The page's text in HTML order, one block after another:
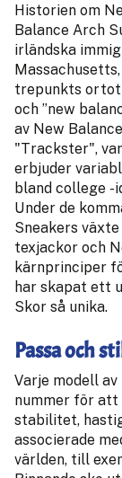
Historien om
Balance Arch
irländska
trepunkts
och ”new
av New
"Trackster",
erbjuder
bland college -
Under de
Sneakers
texjackor och
kärnprinciper
har skapat ett
Skor så unika.
Passa och
Varje modell
nummer för
stabilitet,
associerade
världen, till